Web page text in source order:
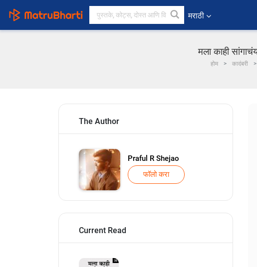
मराठी
मला काही
होम कादंबरी
The Author
Praful R Shejao
फॉलो करा
Current Read